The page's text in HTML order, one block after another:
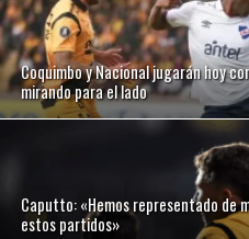
Coquimbo y Nacional jugarán hoy
mirando para el lado
Caputto: «Hemos representado de
estos partidos»